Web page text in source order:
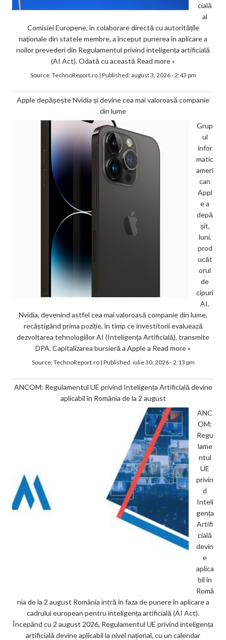
cială
al
Comisiei Europene, în colaborare directă cu autoritățile
naționale din statele membre, a început punerea în aplicare a
noilor prevederi din Regulamentul privind inteligența artificială
(AI Act). Odată cu această Read more »
Source:TechnoReport.ro| Published:august 3, 2026 - 2:43 pm
Apple depășește Nvidia și devine cea mai valoroasă companie
din lume
Grup
ul
infor
matic
ameri
can
Appl
e a
depă
șit,
luni,
prod
ucăt
orul
de
cipuri
AI,
Nvidia, devenind astfel cea mai valoroasă companie din lume,
recâștigând prima poziție, în timp ce investitorii evaluează
dezvoltarea tehnologiilor AI (Inteligența Artificială), transmite
DPA. Capitalizarea bursieră a Apple a Read more »
Source:TechnoReport.ro| Published:iulie 30, 2026 - 2:13 pm
ANCOM: Regulamentul UE privind Inteligența Artificială devine
aplicabil în România de la 2 august
ANC
OM:
Regu
lame
ntul
UE
privin
d
Inteli
gența
Artifi
cială
devin
e
aplica
bil în
Româ
nia de la 2 august România intră în faza de punere în aplicare a
cadrului european pentru inteligența artificială (AI Act).
Începând cu 2 august 2026, Regulamentul UE privind inteligența
artificială devine aplicabil la nivel național, cu un calendar